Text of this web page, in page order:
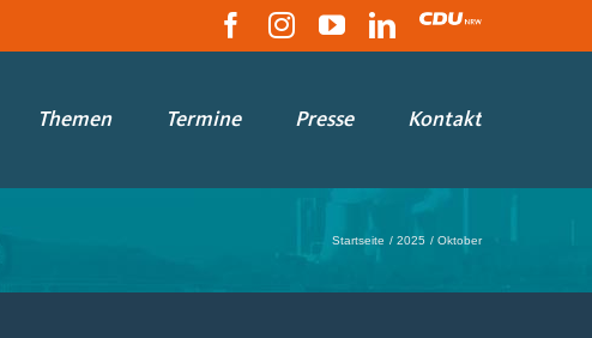
Facebook
Instagram
YouTubeLinkedIn
CDU
Themen Termine Presse Kontakt
Startseite 2025 Oktober